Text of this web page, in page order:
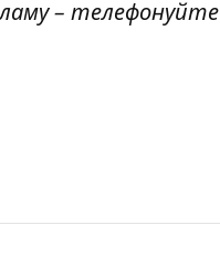
– телефонуйте